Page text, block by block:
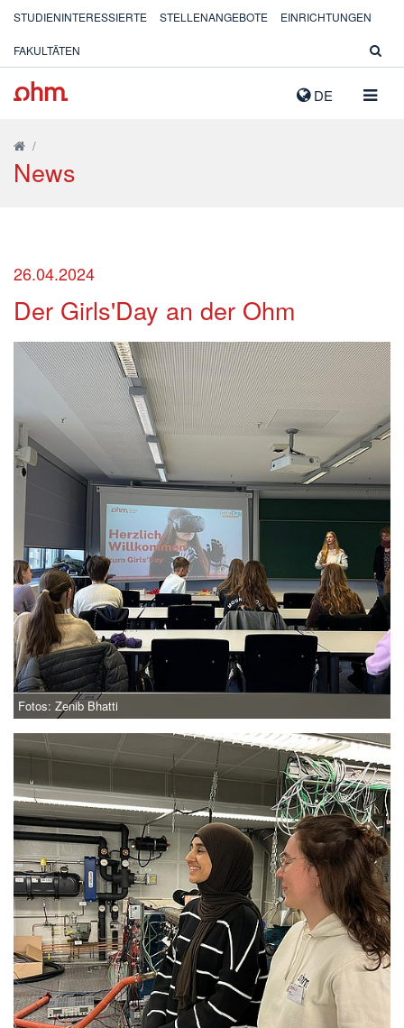
DE
STUDIENINTERESSIERTE STELLENANGEBOTE EINRICHTUNGEN
FAKULTÄTEN
/
News
26.04.2024
Der Girls'Day an der Ohm
Fotos: Zenib Bhatti